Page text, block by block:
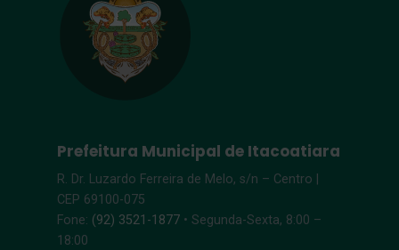
Prefeitura Municipal de Itacoatiara
R. Dr. Luzardo Ferreira de Melo, s/n – Centro |
CEP 69100-075
Fone: (92) 3521-1877 • Segunda-Sexta, 8:00 –
18:00